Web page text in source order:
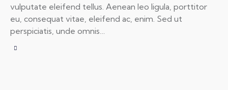
vulputate eleifend tellus. Aenean leo ligula, porttitor
eu, consequat vitae, eleifend ac, enim. Sed ut
perspiciatis, unde omnis…